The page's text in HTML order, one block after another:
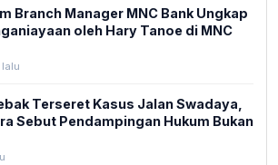
Branch Manager MNC Bank Ungkap
oleh Hary Tanoe di MNC
Terseret Kasus Jalan Swadaya,
Sebut Pendampingan Hukum Bukan